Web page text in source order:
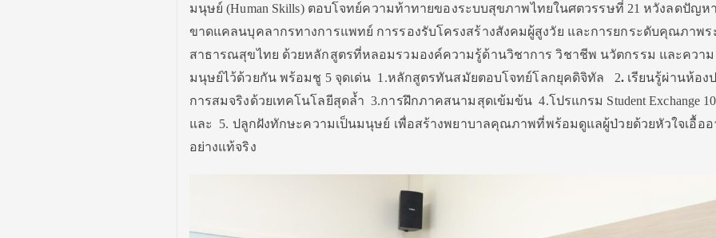
มนุษย์ (Human Skills) ตอบโจทย์ความท้าทายของระบบสุขภาพไทยในศตวรรษที่ 21 หวังลดปัญห
ขาดแคลนบุคลากรทางการแพทย์ การรองรับโครงสร้างสังคมผู้สูงวัย และการยกระดับคุณภาพร
สาธารณสุขไทย ด้วยหลักสูตรที่หลอมรวมองค์ความรู้ด้านวิชาการ วิชาชีพ นวัตกรรม และความ
มนุษย์ไว้ด้วยกันพร้อมชู 5 จุดเด่น 1.หลักสูตรทันสมัยตอบโจทย์โลกยุคดิจิทัล 2. เรียนรู้ผ่านห้อง
การสมจริงด้วยเทคโนโลยีสุดล้ำ 3.การฝึกภาคสนามสุดเข้มข้น 4.โปรแกรม Student Exchange
และ 5. ปลูกฝังทักษะความเป็นมนุษย์ เพื่อสร้างพยาบาลคุณภาพที่พร้อมดูแลผู้ป่วยด้วยหัวใจเอื้อ
อย่างแท้จริง